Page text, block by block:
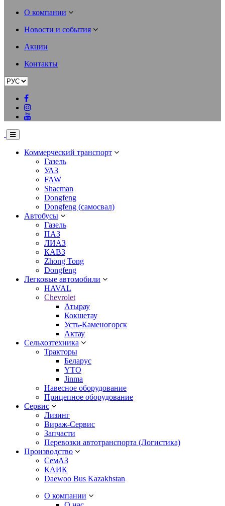
О компании
Новости и события
Акции
Контакты
Коммерческий транспорт
Газель
УАЗ
FAW
Shacman
Dongfeng
Dongfeng (самосвал)
Автобусы
Газель
ПАЗ
ЛИАЗ
КАВЗ
Zhong Tong
Dongfeng
Легковые автомобили
HAVAL
Chevrolet
Атырау
Кокшетау
Усть-Каменогорск
Актау
Сельхозтехника
Тракторы
Беларус
YTO
Jinma
Навесное оборудование
Прицепное оборудование
Сервис
Лизинг
Вираж-Сервис
Запчасти
Перевозки автотранспорта (Логистика)
Производство
СемАЗ
КАИК
Daewoo Bus Kazakhstan
О компании